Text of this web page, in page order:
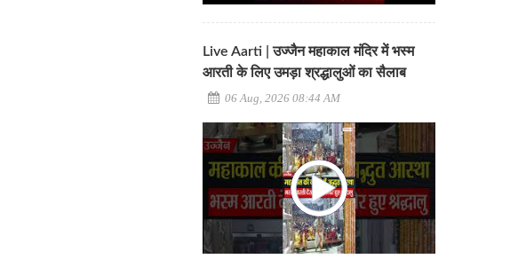
Live Aarti | उज्जैन महाकाल मंदिर में भस्म
आरती के लिए उमड़ा श्रद्धालुओं का सैलाब
06 Aug, 2026 08:44 AM